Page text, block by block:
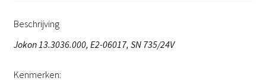
Beschrijving
Jokon 13.3036.000, E2-06017, SN 735/24V
Kenmerken: